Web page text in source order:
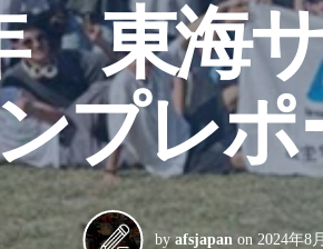
東海
プレポ
byafsjapan on 2024年8